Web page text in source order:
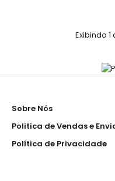
S2 SRCMATERIAL:
tridimensional
Exibindo 1
Sobre Nós
Politica de Vendas e
Política de Privacidade